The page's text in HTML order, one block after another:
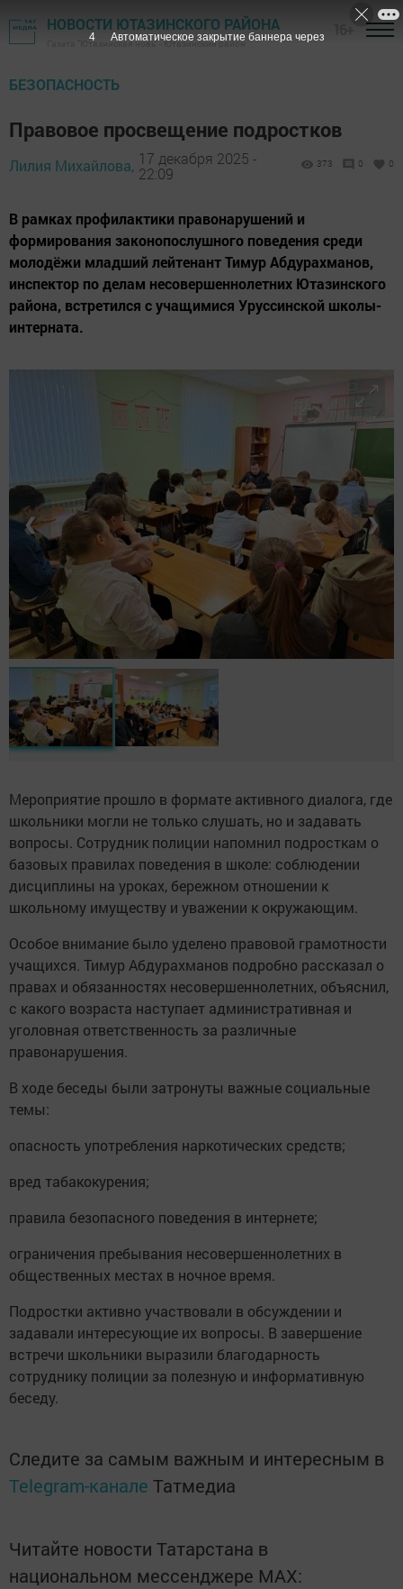
НОВОСТИ ЮТАЗИНСКОГО РАЙОНА
Газета "Ютазинская новь" - Ютазинский район
БЕЗОПАСНОСТЬ
Правовое просвещение подростков
Лилия Михайлова, 17 декабря 2025 -
22:09
373 0 0
В рамках профилактики правонарушений и
формирования законопослушного поведения среди
молодёжи младший лейтенант Тимур Абдурахманов,
инспектор по делам несовершеннолетних Ютазинского
района, встретился с учащимися Уруссинской школы-
интерната.
❮ ❯
Мероприятие прошло в формате активного диалога, где
школьники могли не только слушать, но и задавать
вопросы. Сотрудник полиции напомнил подросткам о
базовых правилах поведения в школе: соблюдении
дисциплины на уроках, бережном отношении к
школьному имуществу и уважении к окружающим.
Особое внимание было уделено правовой грамотности
учащихся. Тимур Абдурахманов подробно рассказал о
правах и обязанностях несовершеннолетних, объяснил,
с какого возраста наступает административная и
уголовная ответственность за различные
правонарушения.
В ходе беседы были затронуты важные социальные
темы:
опасность употребления наркотических средств;
вред табакокурения;
правила безопасного поведения в интернете;
ограничения пребывания несовершеннолетних в
общественных местах в ночное время.
Подростки активно участвовали в обсуждении и
задавали интересующие их вопросы. В завершение
встречи школьники выразили благодарность
сотруднику полиции за полезную и информативную
беседу.
Следите за самым важным и интересным в
Telegram-канале Татмедиа
Читайте новости Татарстана в
национальном мессенджере MАХ:
3 Автоматическое закрытие баннера через